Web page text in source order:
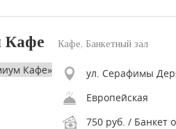
Кафе Кафе, Банкетный зал
ул. Серафимы
Европейская
750 руб. / Банкет